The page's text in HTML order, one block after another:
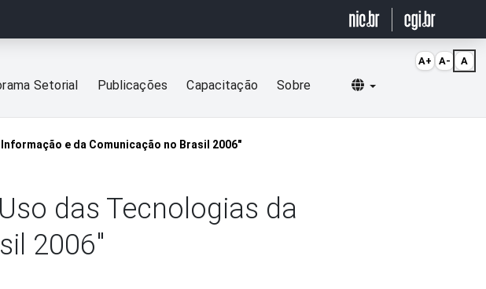
Setorial Publicações Capacitação Sobre Selecionar idioma
e da Comunicação no Brasil 2006"
das Tecnologias da
2006"
A+ A- A